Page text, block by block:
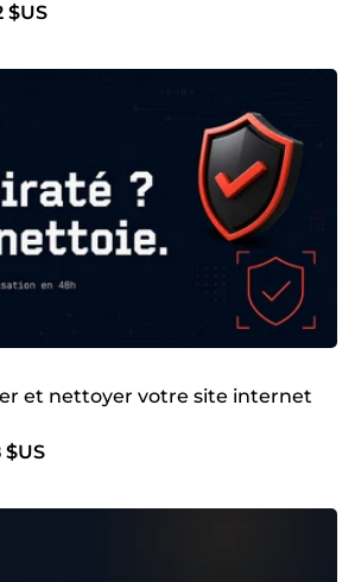
$US
et nettoyer votre site internet